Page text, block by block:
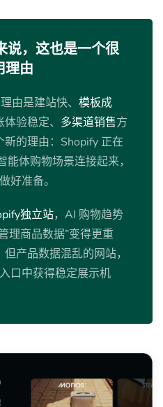
说，这也是一个很
理由
由是建站快、 模板成
验稳定、 多渠道销售方
的理由：Shopify 正在
体购物场景连接起来，
好准备。
独立站，AI 购物趋势
理商品数据”变得更重
产品数据混乱的网站，
口中获得稳定展示机